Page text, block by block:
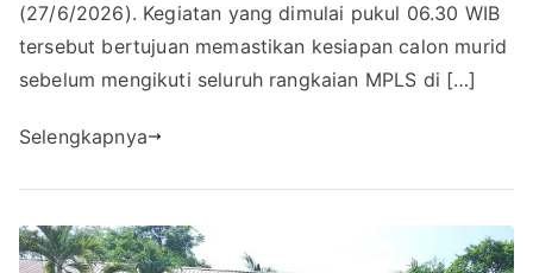
(27/6/2026). Kegiatan yang dimulai pukul 06.30 WIB
tersebut bertujuan memastikan kesiapan calon murid
sebelum mengikuti seluruh rangkaian MPLS di […]
Selengkapnya